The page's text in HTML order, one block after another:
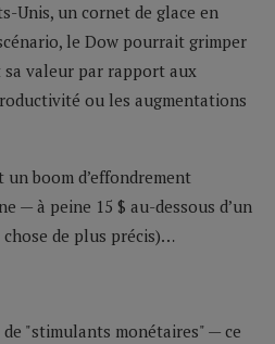
Unis, un cornet de glace en
le Dow pourrait grimper
sa valeur par rapport aux
ou les augmentations
boom d’effondrement
— à peine 15 $ au-dessous d’un
de plus précis)…
"stimulants monétaires" — ce